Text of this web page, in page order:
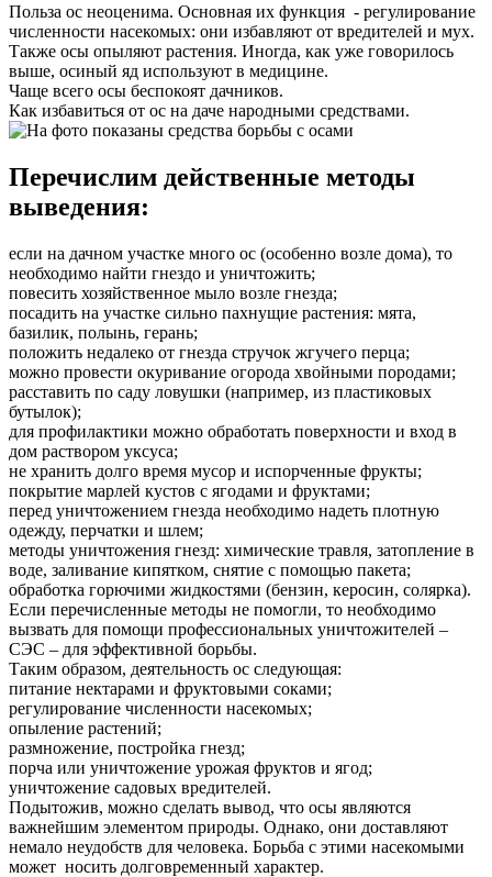
Польза ос неоценима. Основная их функция - регулирование
численности насекомых: они избавляют от вредителей и мух.
Также осы опыляют растения. Иногда, как уже говорилось
выше, осиный яд используют в медицине.
Чаще всего осы беспокоят дачников.
Как избавиться от ос на даче народными средствами.
Перечислим действенные методы
выведения:
если на дачном участке много ос (особенно возле дома), то
необходимо найти гнездо и уничтожить;
повесить хозяйственное мыло возле гнезда;
посадить на участке сильно пахнущие растения: мята,
базилик, полынь, герань;
положить недалеко от гнезда стручок жгучего перца;
можно провести окуривание огорода хвойными породами;
расставить по саду ловушки (например, из пластиковых
бутылок);
для профилактики можно обработать поверхности и вход в
дом раствором уксуса;
не хранить долго время мусор и испорченные фрукты;
покрытие марлей кустов с ягодами и фруктами;
перед уничтожением гнезда необходимо надеть плотную
одежду, перчатки и шлем;
методы уничтожения гнезд: химические травля, затопление в
воде, заливание кипятком, снятие с помощью пакета;
обработка горючими жидкостями (бензин, керосин, солярка).
Если перечисленные методы не помогли, то необходимо
вызвать для помощи профессиональных уничтожителей –
СЭС – для эффективной борьбы.
Таким образом, деятельность ос следующая:
питание нектарами и фруктовыми соками;
регулирование численности насекомых;
опыление растений;
размножение, постройка гнезд;
порча или уничтожение урожая фруктов и ягод;
уничтожение садовых вредителей.
Подытожив, можно сделать вывод, что осы являются
важнейшим элементом природы. Однако, они доставляют
немало неудобств для человека. Борьба с этими насекомыми
может носить долговременный характер.